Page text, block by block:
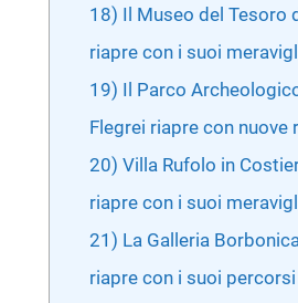
18) Il Museo del Tesoro
riapre con i suoi
19) Il Parco
Flegrei riapre con nuove
20) Villa Rufolo in
riapre con i suoi
21) La Galleria
riapre con i suoi